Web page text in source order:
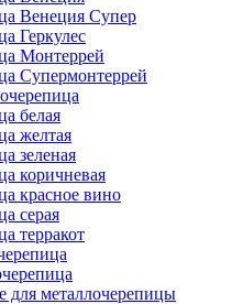
Венеция Супер
Геркулес
Монтеррей
Супермонтеррей
белая
желтая
зеленая
коричневая
красное вино
серая
терракот
металлочерепицы